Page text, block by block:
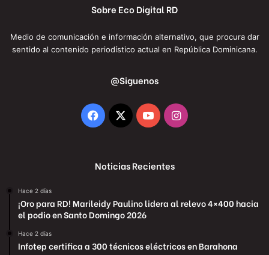
Sobre Eco Digital RD
Medio de comunicación e información alternativo, que procura dar
sentido al contenido periodístico actual en República Dominicana.
@Siguenos
Facebook
X YouTubeInstagram
Noticias Recientes
Hace 2 días
¡Oro para RD! Marileidy Paulino lidera al relevo 4×400 hacia
el podio en Santo Domingo 2026
Hace 2 días
Infotep certifica a 300 técnicos eléctricos en Barahona